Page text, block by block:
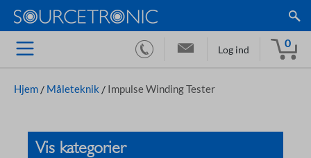
Log ind
0
Hjem / Måleteknik / Impulse Winding Tester
Vis kategorier